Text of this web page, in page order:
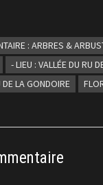
: ARBRES &
- LIEU : VALLÉE DU RU
DE LA GONDOIRE